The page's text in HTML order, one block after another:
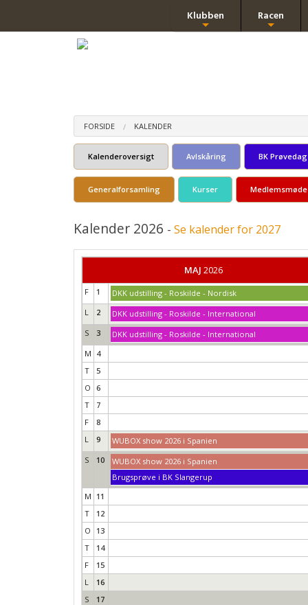
Klubben Racen
FORSIDE KALENDER
Kalenderoversigt Avlskåring BK Prøvedag
Generalforsamling Kurser Medlemsmøde
Kalender 2026 - Se kalender for 2027
MAJ 2026
F 1
DKK udstilling - Roskilde - Nordisk
L
2
DKK udstilling - Roskilde - International
S
3
DKK udstilling - Roskilde - International
M 4
T
5
O 6
T
7
F
8
L
9
WUBOX show 2026 i Spanien
S
10
WUBOX show 2026 i Spanien
Brugsprøve i BK Slangerup
M 11
T
12
O
13
T
14
F
15
L
16
S
17